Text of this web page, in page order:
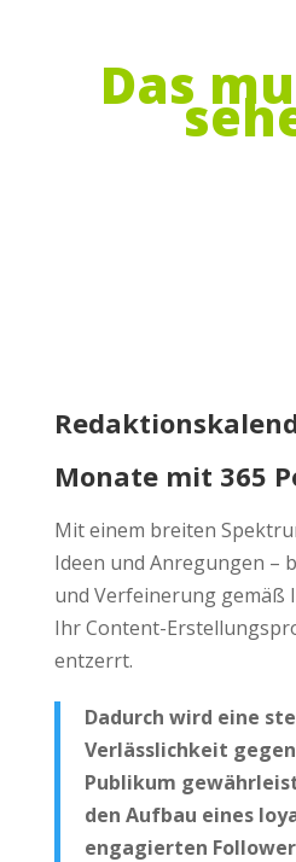
Das
Monate mit 365
Mit einem breiten
Ideen und Anregungen –
und Verfeinerung gemäß
Ihr Content-
entzerrt.
Dadurch wird eine
Verlässlichkeit
Publikum
den Aufbau eines
engagierten